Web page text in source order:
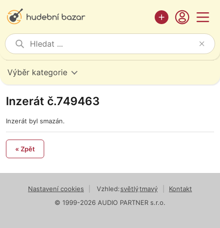
Výběr kategorie
Inzerát č.749463
Inzerát byl smazán.
« Zpět
Nastavení cookies Vzhled:světlýtmavý
Kontakt
© 1999-2026 AUDIO PARTNER s.r.o.